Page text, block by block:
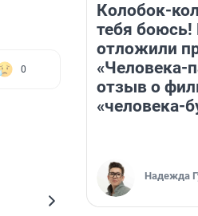
0
Колобок-
тебя боюсь!
отложили
«Человека-
отзыв о
«человека-
Надежда